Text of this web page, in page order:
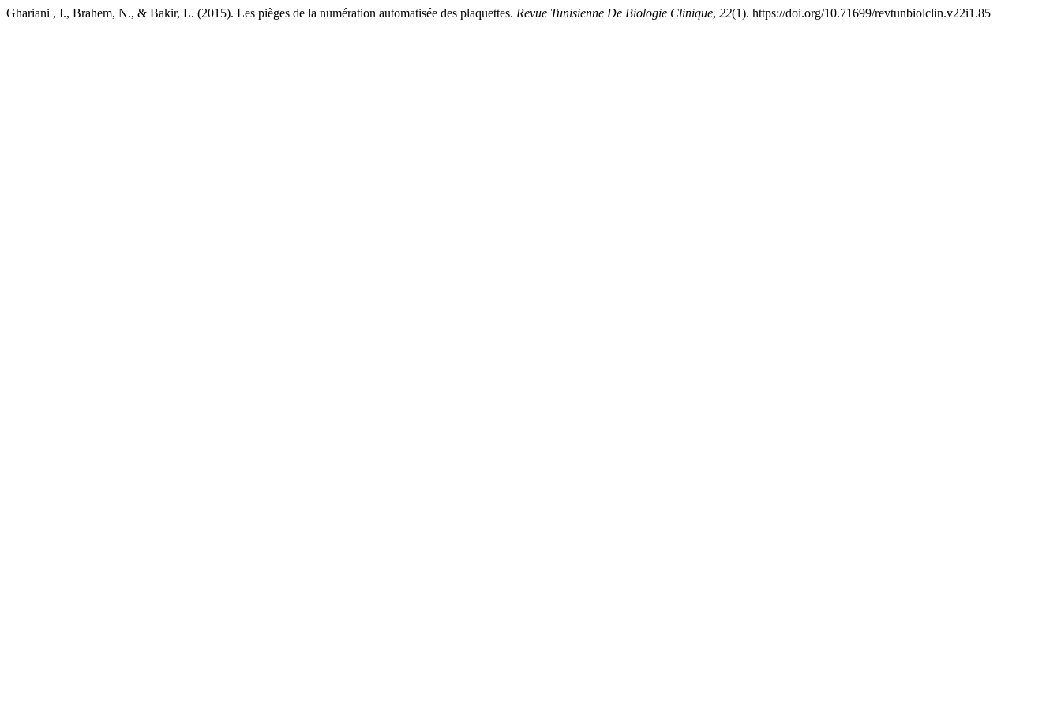
Ghariani , I., Brahem, N., & Bakir, L. (2015). Les pièges de la numération automatisée des plaquettes. Revue Tunisienne De Biologie Clinique, 22(1). https://doi.org/10.71699/revtunbiolclin.v22i1.85